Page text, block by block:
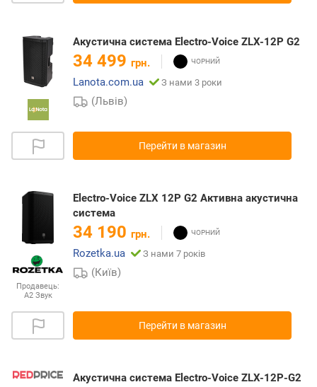
Акустична система Electro-Voice ZLX-12P G2
34 499 грн.
Lanota.com.ua
З нами 3 роки
(Львів)
Перейти в магазин
Продавець:
А2 Звук
Electro-Voice ZLX 12P G2 Активна акустична
система
34 190 грн.
Rozetka.ua
З нами 7 років
(Київ)
Перейти в магазин
Акустична система Electro-Voice ZLX-12P-G2